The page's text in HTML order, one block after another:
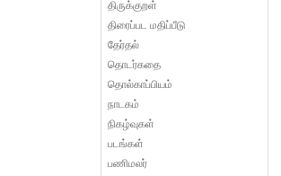
திருக்குறள்
திரைப்பட மதிப்பீடு
தேர்தல்
தொடர்கதை
தொல்காப்பியம்
நாடகம்
நிகழ்வுகள்
படங்கள்
பணிமலர்